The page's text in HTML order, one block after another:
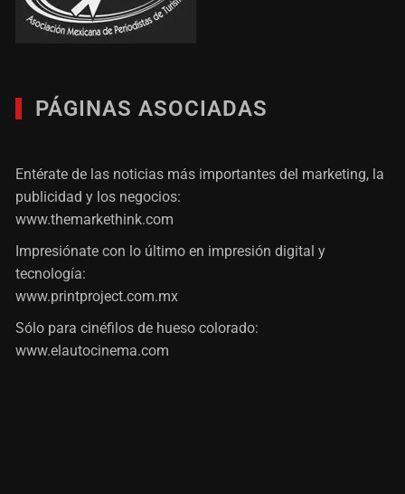
PÁGINAS ASOCIADAS
Entérate de las noticias más importantes del marketing, la
publicidad y los negocios:
www.themarkethink.com
Impresiónate con lo último en impresión digital y
tecnología:
www.printproject.com.mx
Sólo para cinéfilos de hueso colorado:
www.elautocinema.com